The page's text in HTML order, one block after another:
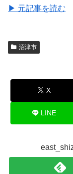
▶ 元記事を読む
沼津市
X
LINE